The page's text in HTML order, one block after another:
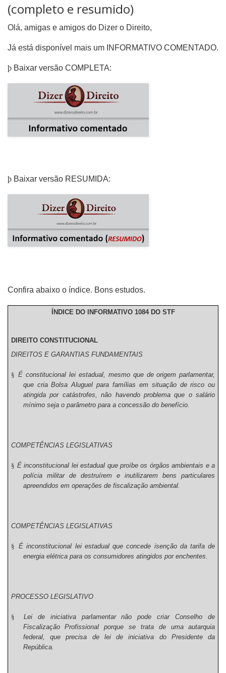
(completo e resumido)
Olá, amigas e amigos do Dizer o Direito,
Já está disponível mais um INFORMATIVO COMENTADO.
þ Baixar versão COMPLETA:
þ Baixar versão RESUMIDA:
Confira abaixo o índice. Bons estudos.
ÍNDICE DO INFORMATIVO 1084 DO STF
DIREITO CONSTITUCIONAL
DIREITOS E GARANTIAS FUNDAMENTAIS
§ É constitucional lei estadual, mesmo que de origem parlamentar,
que cria Bolsa Aluguel para famílias em situação de risco ou
atingida por catástrofes, não havendo problema que o salário
mínimo seja o parâmetro para a concessão do benefício.
COMPETÊNCIAS LEGISLATIVAS
§ É inconstitucional lei estadual que proíbe os órgãos ambientais e a
polícia militar de destruírem e inutilizarem bens particulares
apreendidos em operações de fiscalização ambiental.
COMPETÊNCIAS LEGISLATIVAS
§
É inconstitucional lei estadual que concede isenção da tarifa de
energia elétrica para os consumidores atingidos por enchentes.
PROCESSO LEGISLATIVO
§
Lei de iniciativa parlamentar não pode criar Conselho de
Fiscalização Profissional porque se trata de uma autarquia
federal, que precisa de lei de iniciativa do Presidente da
República.